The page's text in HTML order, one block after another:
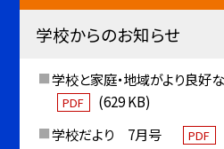
学校からのお知らせ
学校と家庭・地域がより良好
PDF
(629 KB)
学校だより 7月号
PDF